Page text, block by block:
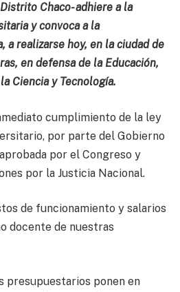
Chaco- adhiere a la
y convoca a la
a realizarse hoy, en la ciudad de
en defensa de la Educación,
Ciencia y Tecnología.
cumplimiento de la ley
por parte del Gobierno
por el Congreso y
por la Justicia Nacional.
de funcionamiento y salarios
docente de nuestras
presupuestarios ponen en